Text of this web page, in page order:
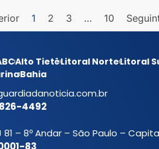
1 2 3 … 10
Alto TietêLitoral NorteLitoral
Bahia
4492
81 – 8º Andar – São Paulo –
83